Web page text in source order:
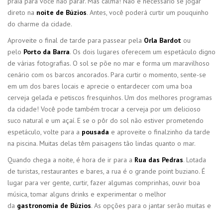
direto na noite de Búzios. Antes, você poderá curtir um pouquinho
do charme da cidade.
Aproveite o final de tarde para passear pela Orla Bardot ou
pelo Porto da Barra. Os dois lugares oferecem um espetáculo digno
de várias fotografias. O sol se põe no mar e forma um maravilhoso
cenário com os barcos ancorados. Para curtir o momento, sente-se
em um dos bares locais e aprecie o entardecer com uma boa
cerveja gelada e petiscos fresquinhos. Um dos melhores programas
da cidade! Você pode também trocar a cerveja por um delicioso
suco natural e um açaí. E se o pôr do sol não estiver prometendo
espetáculo, volte para a pousada e aproveite o finalzinho da tarde
na piscina. Muitas delas têm paisagens tão lindas quanto o mar.
Quando chega a noite, é hora de ir para a Rua das Pedras. Lotada
de turistas, restaurantes e bares, a rua é o grande point buziano. É
lugar para ver gente, curtir, fazer algumas comprinhas, ouvir boa
música, tomar alguns drinks e experimentar o melhor
da gastronomia de Búzios. As opções para o jantar serão muitas e